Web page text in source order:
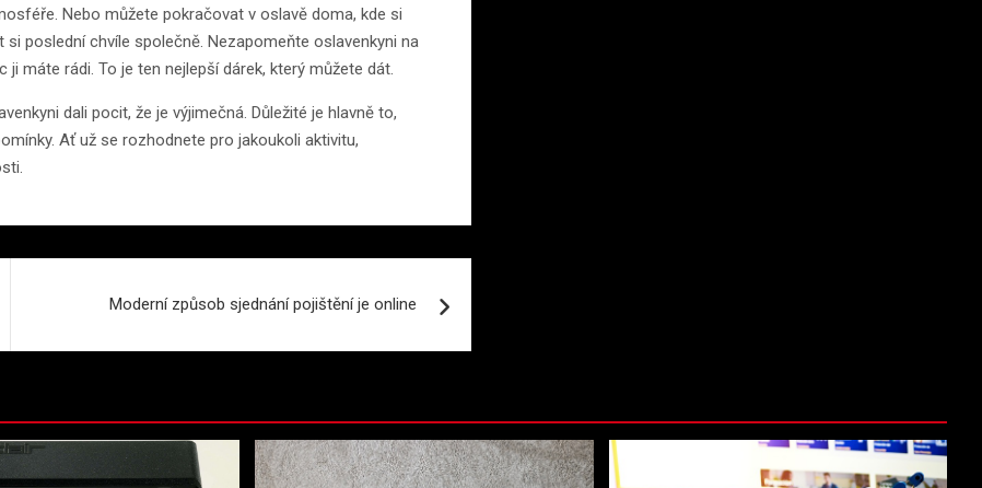
Nebo můžete pokračovat v oslavě doma, kde si
poslední chvíle společně. Nezapomeňte oslavenkyni na
máte rádi. To je ten nejlepší dárek, který můžete dát.
dali pocit, že je výjimečná. Důležité je hlavně to,
Ať už se rozhodnete pro jakoukoli aktivitu,
Moderní způsob sjednání pojištění je online